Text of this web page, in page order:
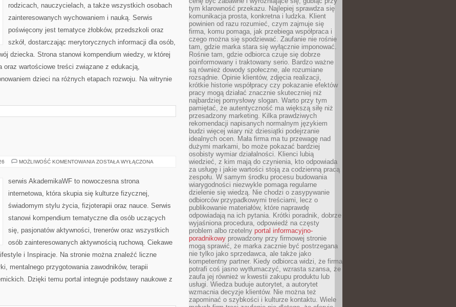
rodzicach, nauczycielach, a także wszystkich osobach
zainteresowanych wychowaniem i nauką. Serwis
poświęcony jest tematyce żłobków, przedszkoli oraz
szkół, dostarczając merytorycznych informacji dla osób,
dziecka. Strona stanowi kompendium wiedzy, w której
oraz wartościowe treści związane z edukacją,
dzieci na różnych etapach rozwoju. Na witrynie
MOŻLIWOŚĆ KOMENTOWANIA AWF
ZOSTAŁA WYŁĄCZONA
serwis AkademikaWF to nowoczesna strona
internetowa, która skupia się kulturze fizycznej,
świadomym stylu życia, fizjoterapii oraz nauce. Serwis
stanowi kompendium tematyczne dla osób uczących
się, pasjonatów aktywności, trenerów oraz wszystkich
osób zainteresowanych aktywnością ruchową. Ciekawe
i Inspiracje. Na stronie można znaleźć liczne
mentalnego przygotowania zawodników, terapii
Dzięki temu portal integruje podstawy naukowe z
tym klarowność przekazu. Najlepiej sprawdza się
komunikacja prosta, konkretna i ludzka. Klient
powinien od razu rozumieć, czym zajmuje się
firma, komu pomaga, jak przebiega współpraca i
czego można się spodziewać. Zaufanie nie rośnie
tam, gdzie marka stara się wyłącznie imponować.
Rośnie tam, gdzie odbiorca czuje się dobrze
poinformowany i traktowany serio. Bardzo ważne
są również dowody społeczne, ale rozumiane
rozsądnie. Opinie klientów, zdjęcia realizacji,
krótkie historie współpracy czy pokazanie efektów
pracy mogą działać znacznie skuteczniej niż
najbardziej pomysłowy slogan. Warto przy tym
pamiętać, że autentyczność ma większą siłę niż
przesadzony marketing. Kilka prawdziwych
rekomendacji napisanych normalnym językiem
budzi więcej wiary niż dziesiątki podejrzanie
idealnych ocen. Mała firma ma tu przewagę nad
dużymi markami, bo może pokazać bardziej
osobisty wymiar działalności. Klienci lubią
wiedzieć, z kim mają do czynienia, kto odpowiada
za usługę i jakie wartości stoją za codzienną pracą
zespołu. W samym środku procesu budowania
wiarygodności niezwykle pomaga regularne
dzielenie się wiedzą. Nie chodzi o zasypywanie
odbiorców przypadkowymi treściami, lecz o
publikowanie materiałów, które naprawdę
odpowiadają na ich pytania. Krótki poradnik, dobrze
wyjaśniona procedura, odpowiedź na częsty
problem albo rzetelny portal informacyjno-
poradnikowy prowadzony przy firmowej stronie
mogą sprawić, że marka zacznie być postrzegana
nie tylko jako sprzedawca, ale także jako
kompetentny partner. Kiedy odbiorca widzi, że firma
potrafi coś jasno wytłumaczyć, wzrasta szansa, że
zaufa jej również w kwestii zakupu produktu lub
usługi. Wiedza buduje autorytet, a autorytet
wzmacnia decyzje klientów. Nie można też
zapominać o szybkości i kulturze kontaktu. Wiele